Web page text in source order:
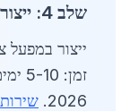
שלב 4: ייצור או חיתוך והכנה למשלוח
2026.